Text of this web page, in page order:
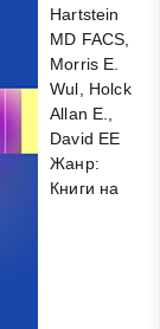
Hartstein
MD FACS,
Morris E.
Wul, Holck
Allan E.,
David EE
Жанр:
Книги на